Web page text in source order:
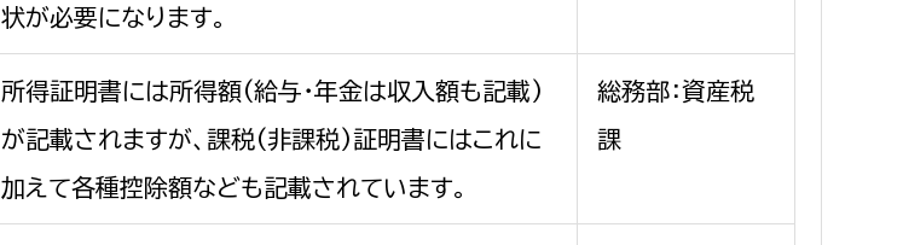
状が必要になります。
所得証明書には所得額(給与・年金は収入額も記載)
が記載されますが、課税(非課税)証明書にはこれに
加えて各種控除額なども記載されています。
総務部：資産税
課